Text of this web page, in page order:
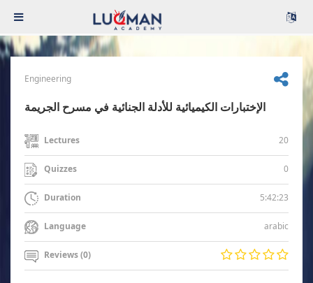
Engineering
الإختبارات الكيميائية للأدلة الجنائية في مسرح الجريمة
Lectures 20
Quizzes 0
Duration 5:42:23
Language arabic
Reviews (0)